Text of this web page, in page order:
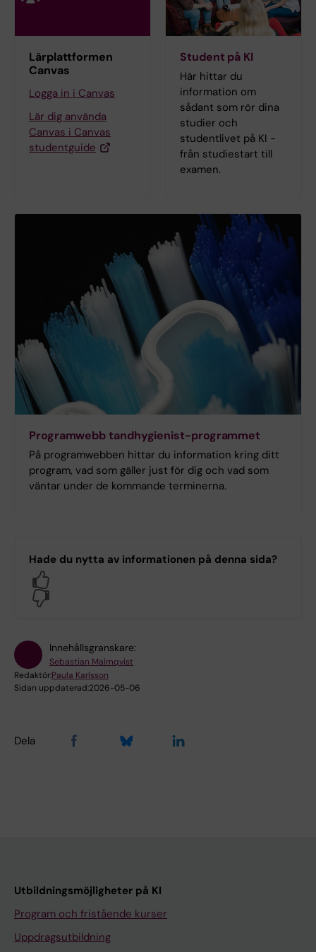
Lärplattformen
Canvas
Logga in i Canvas
Lär dig använda
Canvas i Canvas
studentguide
Student på KI
Här hittar du
information om
sådant som rör dina
studier och
studentlivet på KI -
från studiestart till
examen.
Programwebb tandhygienist-programmet
På programwebben hittar du information kring ditt
program, vad som gäller just för dig och vad som
väntar under de kommande terminerna.
Hade du nytta av informationen på denna sida?
Innehållsgranskare:
Sebastian Malmqvist
Redaktör:Paula Karlsson
Sidan uppdaterad:2026-05-06
Dela
Utbildningsmöjligheter på KI
Program och fristående kurser
Uppdragsutbildning